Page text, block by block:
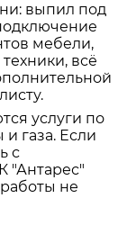
выпил под
мебели,
всё
услуги по
газа. Если
с
"Антарес"
не